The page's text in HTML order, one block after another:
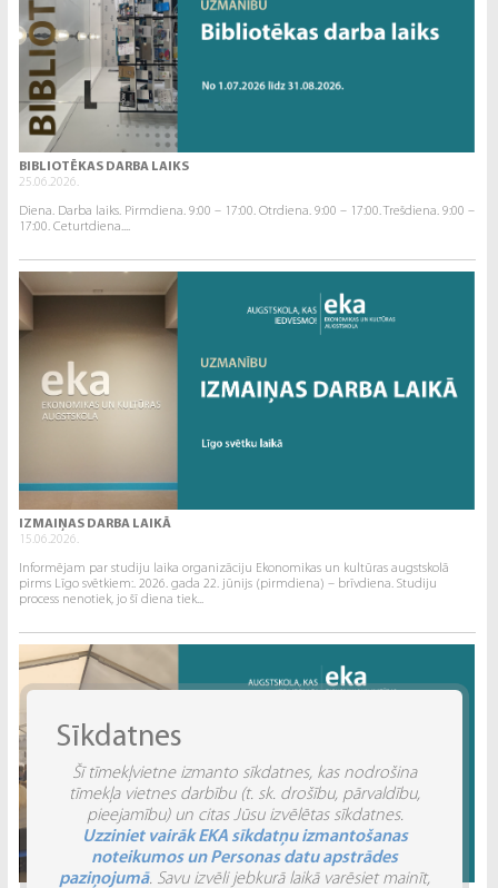
BIBLIOTĒKAS DARBA LAIKS
25.06.2026.
Diena. Darba laiks. Pirmdiena. 9:00 – 17:00. Otrdiena. 9:00 – 17:00. Trešdiena. 9:00 –
17:00. Ceturtdiena....
IZMAIŅAS DARBA LAIKĀ
15.06.2026.
Informējam par studiju laika organizāciju Ekonomikas un kultūras augstskolā
pirms Līgo svētkiem:. 2026. gada 22. jūnijs (pirmdiena) – brīvdiena. Studiju
process nenotiek, jo šī diena tiek...
Sīkdatnes
Šī tīmekļvietne izmanto sīkdatnes, kas nodrošina
tīmekļa vietnes darbību (t. sk. drošību, pārvaldību,
pieejamību) un citas Jūsu izvēlētas sīkdatnes.
Uzziniet vairāk EKA sīkdatņu izmantošanas
noteikumos un Personas datu apstrādes
paziņojumā. Savu izvēli jebkurā laikā varēsiet mainīt,